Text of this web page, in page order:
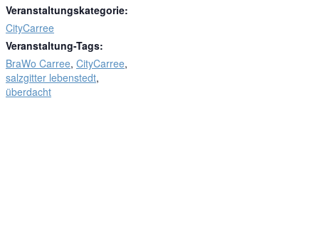
Veranstaltungskategorie:
CityCarree
Veranstaltung-Tags:
BraWo Carree, CityCarree,
salzgitter lebenstedt,
überdacht